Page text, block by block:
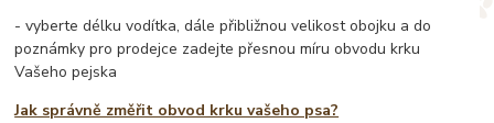
- vyberte délku vodítka, dále přibližnou velikost obojku a do
poznámky pro prodejce zadejte přesnou míru obvodu krku
Vašeho pejska
Jak správně změřit obvod krku vašeho psa?